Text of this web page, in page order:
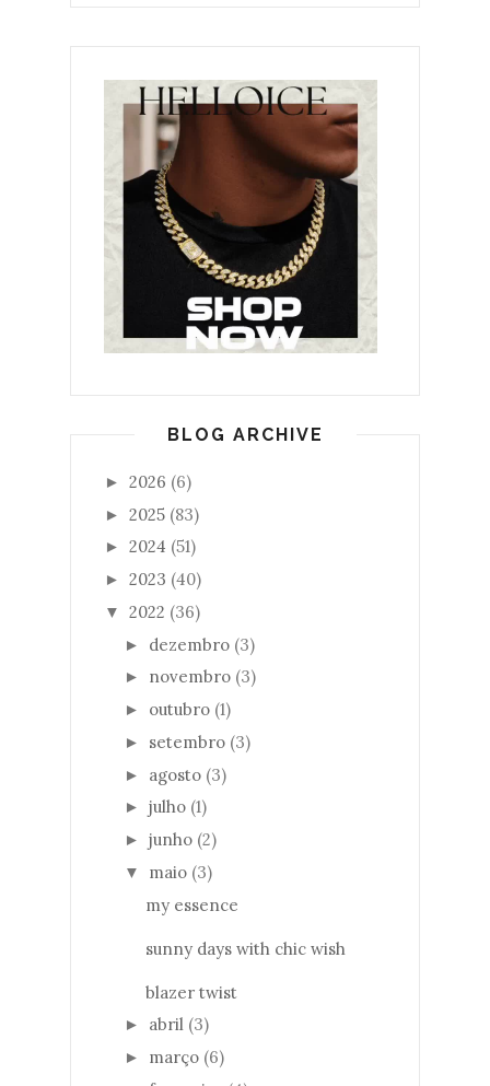
BLOG ARCHIVE
► 2026 (6)
► 2025 (83)
► 2024 (51)
► 2023 (40)
▼ 2022 (36)
► dezembro (3)
► novembro (3)
► outubro (1)
► setembro (3)
► agosto (3)
► julho (1)
► junho (2)
▼ maio (3)
my essence
sunny days with chic wish
blazer twist
► abril (3)
► março (6)